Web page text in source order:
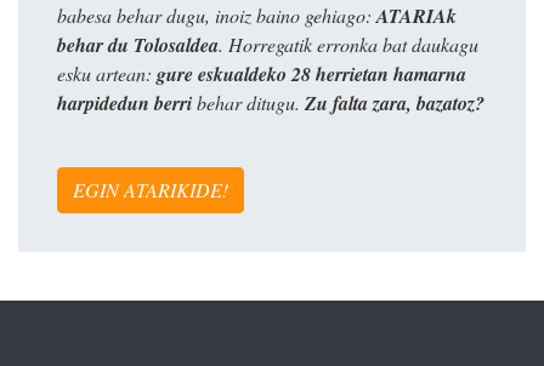
babesa behar dugu, inoiz baino gehiago: ATARIAk
behar du Tolosaldea. Horregatik erronka bat daukagu
esku artean: gure eskualdeko 28 herrietan hamarna
harpidedun berribehar ditugu. Zu falta zara, bazatoz?
EGIN ATARIKIDE!